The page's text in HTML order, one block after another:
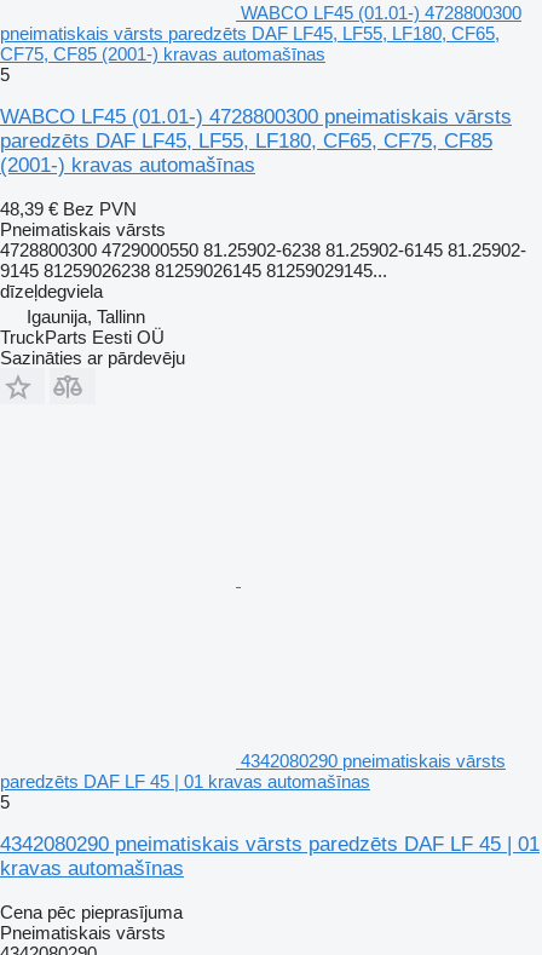
WABCO LF45 (01.01-) 4728800300
pneimatiskais vārsts paredzēts DAF LF45, LF55, LF180, CF65,
CF75, CF85 (2001-) kravas automašīnas
5
WABCO LF45 (01.01-) 4728800300 pneimatiskais vārsts
paredzēts DAF LF45, LF55, LF180, CF65, CF75, CF85
(2001-) kravas automašīnas
48,39 € Bez PVN
Pneimatiskais vārsts
4728800300 4729000550 81.25902-6238 81.25902-6145 81.25902-
9145 81259026238 81259026145 81259029145...
dīzeļdegviela
Igaunija, Tallinn
TruckParts Eesti OÜ
Sazināties ar pārdevēju
4342080290 pneimatiskais vārsts
paredzēts DAF LF 45 | 01 kravas automašīnas
5
4342080290 pneimatiskais vārsts paredzēts DAF LF 45 | 01
kravas automašīnas
Cena pēc pieprasījuma
Pneimatiskais vārsts